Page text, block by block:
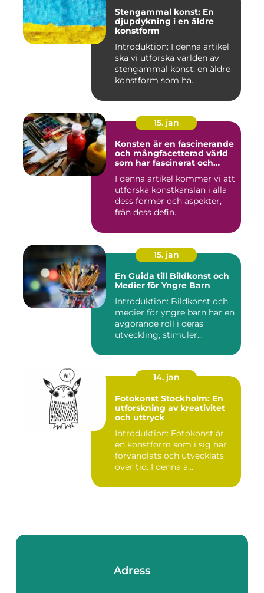
Stengammal konst: En
djupdykning i en äldre
konstform
Introduktion: I denna artikel
ska vi utforska världen av
stengammal konst, en äldre
konstform som ha...
15. jan
Konsten är en fascinerande
och mångfacetterad värld
som har fascinerat och
århundraden
I denna artikel kommer vi att
utforska konstkänslan i alla
dess former och aspekter,
från dess defin...
15. jan
En Guida till Bildkonst och
Medier för Yngre Barn
Introduktion: Bildkonst och
medier för yngre barn har en
avgörande roll i deras
utveckling, stimuler...
14. jan
Fotokonst Stockholm: En
utforskning av kreativitet
och uttryck
Introduktion: Fotokonst är
en konstform som i sig har
förvandlats och utvecklats
över tid. I denna a...
Adress